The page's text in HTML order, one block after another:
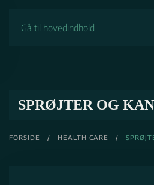
Gå til hovedindhold
SPRØJTER OG
FORSIDE / HEALTH CARE /